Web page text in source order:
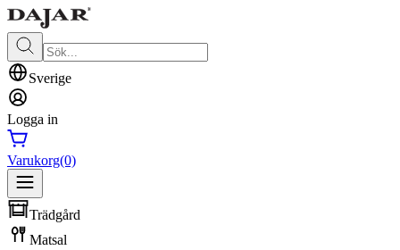
Sverige
Logga in
Varukorg(0)
Trädgård
Matsal